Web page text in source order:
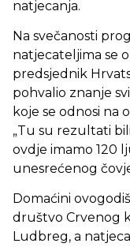
natjecanja.
Na svečanosti
natjecateljima se
predsjednik
pohvalio znanje
koje se odnosi na
„Tu su rezultati
ovdje imamo 120
unesrećenog
Domaćini
društvo Crvenog
Ludbreg, a